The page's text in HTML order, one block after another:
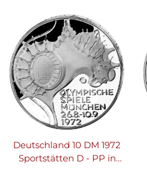
Deutschland 10 DM 1972
Sportstätten D - PP in